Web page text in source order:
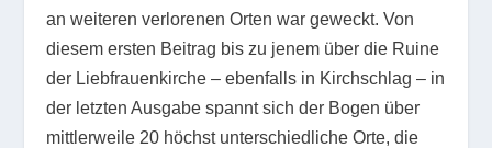
an weiteren verlorenen Orten war geweckt. Von
diesem ersten Beitrag bis zu jenem über die Ruine
der Liebfrauenkirche – ebenfalls in Kirchschlag – in
der letzten Ausgabe spannt sich der Bogen über
mittlerweile 20 höchst unterschiedliche Orte, die